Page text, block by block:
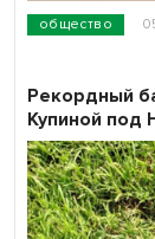
общество
Рекордный
Купиной под